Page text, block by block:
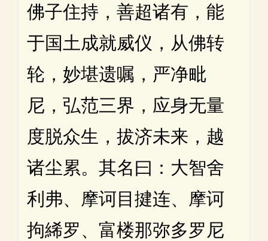
佛子住持，善超诸有，能
于国土成就威仪，从佛转
轮，妙堪遗嘱，严净毗
尼，弘范三界，应身无量
度脱众生，拔济未来，越
诸尘累。其名曰：大智舍
利弗、摩诃目揵连、摩诃
拘絺罗、富楼那弥多罗尼